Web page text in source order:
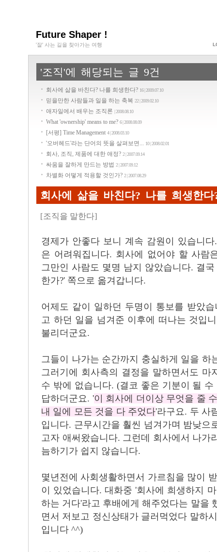
Future Shaper !
'잘' 사는 길을 찾아가는 여행
'조직'에 해당되는 글 9건
회사에 삶을 바친다? 나를 희생한다? 16 | 2009.07.10
믿을만한 사람들과 일을 하는 축복 22 | 2009.02.10
애자일에서 배우는 조직론 | 2008.08.10
What 'ownership' means to me? 6 | 2008.08.09
[서평] Time Management 4 | 2008.03.10
'오버헤드'라는 단어의 뜻을 살펴보면... 10 | 2008.02.01
회사, 조직, 제품에 대한 애정? 2 | 2007.09.14
싸움을 잘하게 만드는 방법 2 | 2007.09.12
차별화 어떻게 적용할 것인가? 2 | 2007.08.29
회사에 삶을 바친다? 나를 희생한다
[조직을 말한다]
경제가 안좋다 보니 계속 감원이 있습니
은 어려워집니다. 회사에 없어야 할 사람
그만인 사람도 몇명 남지 않았습니다. 결
한가?' 쪽으로 옮겨갑니다.
어제도 같이 일하던 두명이 통보를 받았
고 하던 일을 넘겨준 이후에 떠나는 것입니
불리더군요.
그들이 나가는 순간까지 충실하게 일을 하
그러기에 회사측의 결정을 말하면서도 마
수 밖에 없습니다. (결코 좋은 기분이 될
답하더군요. '이 회사에 더이상 무엇을 줄
내 일에 모든 것을 다 주었다'라구요. 두 사
입니다. 근무시간을 훨씬 넘겨가며 밤낮으
고자 애써왔습니다. 그런데 회사에서 나가
늠하기가 쉽지 않습니다.
몇년전에 사회생활하면서 가르침을 많이
이 있었습니다. 대화중 '회사에 희생하지
하는 거다'라고 후배에게 해주었다는 말을
면서 저보고 정신상태가 글러먹었다 말하
입니다 ^^)